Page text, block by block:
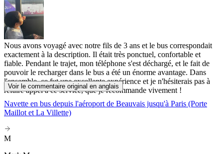
Nous avons voyagé avec notre fils de 3 ans et le bus correspondait
exactement à la description. Il était très ponctuel, confortable et
fiable. Pendant le trajet, mon téléphone s'est déchargé, et le fait de
pouvoir le recharger dans le bus a été un énorme avantage. Dans
l'ensemble, ce fut une excellente expérience et je n'hésiterais pas à
refaire appel à ce service, que je recommande vivement !
Voir le commentaire original en anglais
Navette en bus depuis l'aéroport de Beauvais jusqu'à Paris (Porte
Maillot et La Villette)
M